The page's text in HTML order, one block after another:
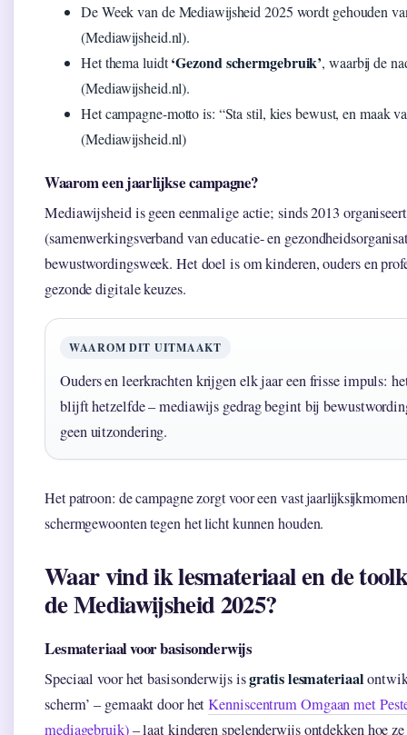
De Week van de Mediawijsheid 2025 wordt gehouden
(Mediawijsheid.nl).
Het thema luidt‘Gezond schermgebruik’, waarbij de
(Mediawijsheid.nl).
Het campagne-motto is: “Sta stil, kies bewust, en maak
(Mediawijsheid.nl)
Waarom een jaarlijkse campagne?
Mediawijsheid is geen eenmalige actie; sinds 2013
(samenwerkingsverband van educatie- en
bewustwordingsweek. Het doel is om kinderen, ouders en
gezonde digitale keuzes.
WAAROM DIT UITMAAKT
Ouders en leerkrachten krijgen elk jaar een frisse impuls:
blijft hetzelfde – mediawijs gedrag begint bij
geen uitzondering.
Het patroon: de campagne zorgt voor een vast
schermgewoonten tegen het licht kunnen houden.
Waar vind ik lesmateriaal en de
de Mediawijsheid 2025?
Lesmateriaal voor basisonderwijs
Speciaal voor het basisonderwijs isgratis lesmateriaal
scherm’ – gemaakt door hetKenniscentrum Omgaan met
mediagebruik)– laat kinderen spelenderwijs ontdekken hoe